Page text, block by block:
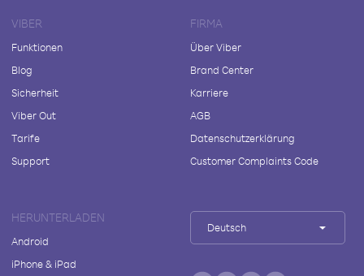
VIBER
Funktionen
Blog
Sicherheit
Viber Out
Tarife
Support
FIRMA
Über Viber
Brand Center
Karriere
AGB
Datenschutzerklärung
Customer Complaints Code
HERUNTERLADEN
Android
iPhone & iPad
Deutsch